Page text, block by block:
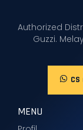
Authorized
Guzzi.
CS
MENU